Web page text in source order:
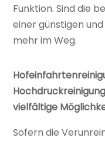
Funktion. Sind die
einer günstigen
mehr im Weg.
vielfältige
Sofern die